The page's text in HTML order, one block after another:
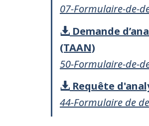
07-Formulaire-de-
Demande
(TAAN)
50-Formulaire-de-
Requête
44-Formulaire de